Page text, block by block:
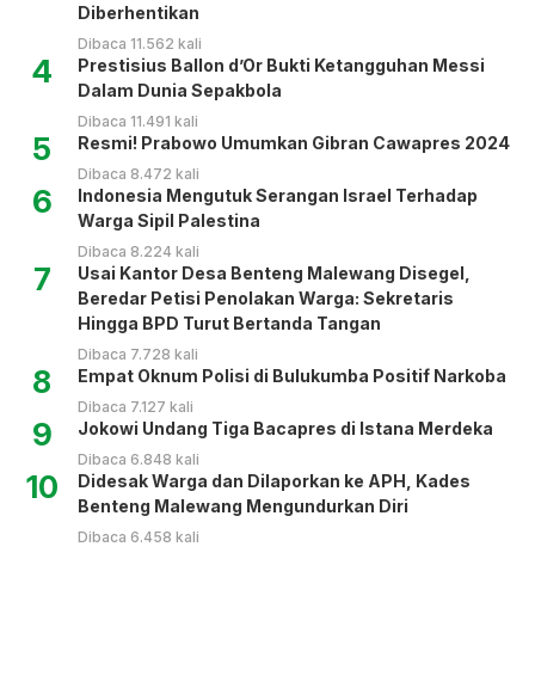
Diberhentikan
Dibaca 11.562 kali
4
Prestisius Ballon d’Or Bukti Ketangguhan Messi
Dalam Dunia Sepakbola
Dibaca 11.491 kali
5 Resmi! Prabowo Umumkan Gibran Cawapres 2024
Dibaca 8.472 kali
6
Indonesia Mengutuk Serangan Israel Terhadap
Warga Sipil Palestina
Dibaca 8.224 kali
7
Usai Kantor Desa Benteng Malewang Disegel,
Beredar Petisi Penolakan Warga: Sekretaris
Hingga BPD Turut Bertanda Tangan
Dibaca 7.728 kali
8 Empat Oknum Polisi di Bulukumba Positif Narkoba
Dibaca 7.127 kali
9 Jokowi Undang Tiga Bacapres di Istana Merdeka
Dibaca 6.848 kali
10
Didesak Warga dan Dilaporkan ke APH, Kades
Benteng Malewang Mengundurkan Diri
Dibaca 6.458 kali